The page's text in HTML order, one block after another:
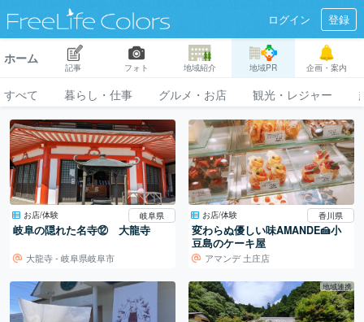
ログイン 登録
ホーム
記事 フォト 地域紹介 地域PR 企画・案内
すべて 暮らし・仕事 グルメ・お店 観光・レジャー
お店/体験 岐阜県
岐阜の隠れた名寺⑫ 大龍寺
大龍寺 - 岐阜県岐阜市
お店/体験 香川県
変わらぬ優しい味AMANDE🍰小
豆島のケーキ屋
アマンデ 土庄店
地域連携